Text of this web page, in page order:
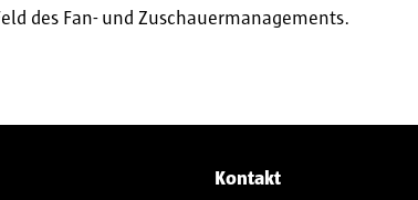
des Fan- und Zuschauermanagements.
Kontakt